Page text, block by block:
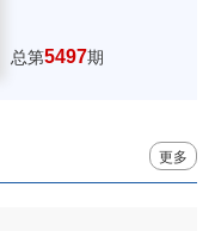
总第5497期
更多